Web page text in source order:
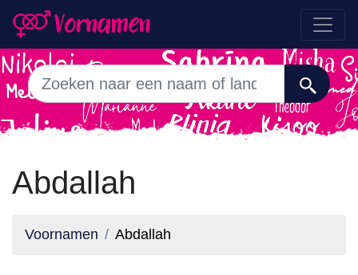
Abdallah
Voornamen Abdallah